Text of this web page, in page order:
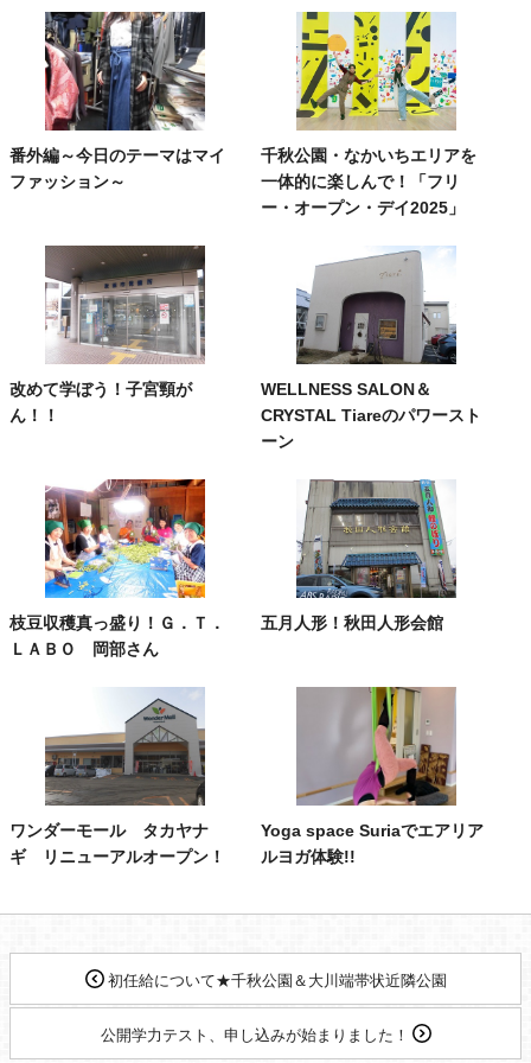
番外編～今日のテーマはマイ
ファッション～
千秋公園・なかいちエリアを
一体的に楽しんで！「フリ
ー・オープン・デイ2025」
改めて学ぼう！子宮頸が
ん！！
WELLNESS SALON＆
CRYSTAL Tiareのパワースト
ーン
枝豆収穫真っ盛り！Ｇ．Ｔ．
ＬＡＢＯ 岡部さん
五月人形！秋田人形会館
ワンダーモール タカヤナ
ギ リニューアルオープン！
Yoga space Suriaでエアリア
ルヨガ体験!!
初任給について★千秋公園＆大川端帯状近隣公園
公開学力テスト、申し込みが始まりました！